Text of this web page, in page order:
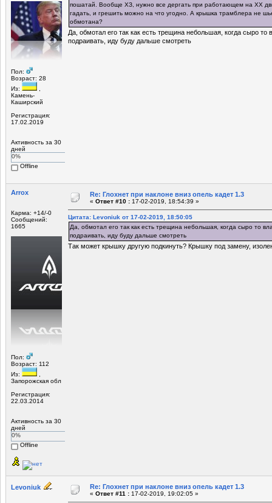
Пол:
Возраст: 28
Из:
Камень-
Каширский
Регистрация:
17.02.2019
Активность за 30
дней
0%
Offline
пошатай. Вообще ХЗ, нужно все дергать при работающем на ХХ
гадать, и грешить можно на что угодно. А крышка трамблера не
обмотана?
Да, обмотал его так как есть трещина небольшая, когда сыро то
подраивать, иду буду дальше смотреть
Arrox
Карма: +14/-0
Сообщений:
1665
Пол:
Возраст: 112
Из:
Запорожская обл
Регистрация:
22.03.2014
Активность за 30
дней
0%
Offline
Re: Глохнет при наклоне вниз опель кадет 1.3
« Ответ #10 : 17-02-2019, 18:54:39 »
Цитата: Levoniuk от 17-02-2019, 18:50:05
Да, обмотал его так как есть трещина небольшая, когда сыро то
подраивать, иду буду дальше смотреть
Так может крышку другую подкинуть? Крышку под замену,
Levoniuk Re: Глохнет при наклоне вниз опель кадет 1.3
« Ответ #11 : 17-02-2019, 19:02:05 »